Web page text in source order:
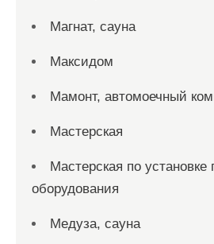
Магнат, сауна
Максидом
Мамонт, автомоечный
Мастерская
Мастерская по установке
оборудования
Медуза, сауна